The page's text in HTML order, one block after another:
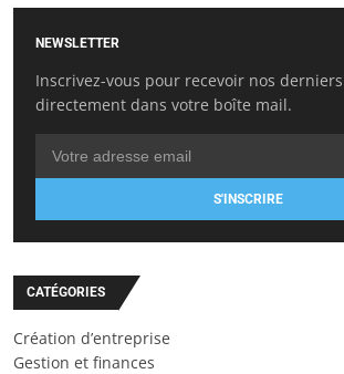
NEWSLETTER
Inscrivez-vous pour recevoir nos
directement dans votre boîte mail.
S'INSCRIRE
CATÉGORIES
Création d’entreprise
Gestion et finances